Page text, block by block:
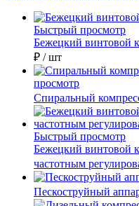
Быстрый просмотр
Бежецкий винтовой
₽ / шт
просмотр
Спиральный
Быстрый просмотр
Бежецкий винтовой
частотным
Пескоструйный